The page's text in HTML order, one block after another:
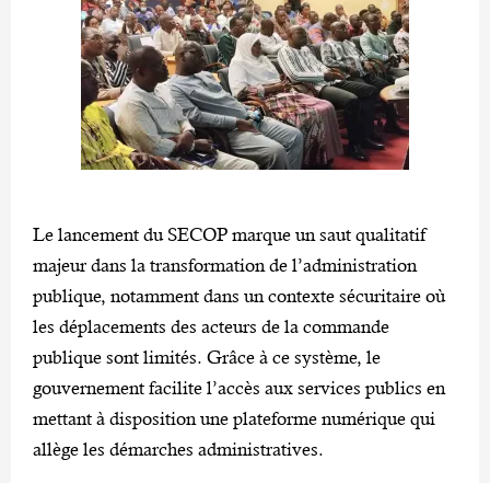
Le lancement du SECOP marque un saut qualitatif
majeur dans la transformation de l’administration
publique, notamment dans un contexte sécuritaire où
les déplacements des acteurs de la commande
publique sont limités. Grâce à ce système, le
gouvernement facilite l’accès aux services publics en
mettant à disposition une plateforme numérique qui
allège les démarches administratives.